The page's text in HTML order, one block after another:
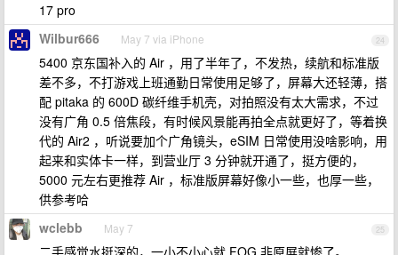
17 pro
24
Wilbur666 May 7 via iPhone
5400 京东国补入的 Air ，用了半年了，不发热，续航和标准版
差不多，不打游戏上班通勤日常使用足够了，屏幕大还轻薄，搭
配 pitaka 的 600D 碳纤维手机壳，对拍照没有太大需求，不过
没有广角 0.5 倍焦段，有时候风景能再拍全点就更好了，等着换
代的 Air2 ，听说要加个广角镜头，eSIM 日常使用没啥影响，用
起来和实体卡一样，到营业厅 3 分钟就开通了，挺方便的，
5000 元左右更推荐 Air ，标准版屏幕好像小一些，也厚一些，
供参考哈
25
wclebb May 7
二手感觉水挺深的，一小不小心就 FOG 非原屏就惨了。